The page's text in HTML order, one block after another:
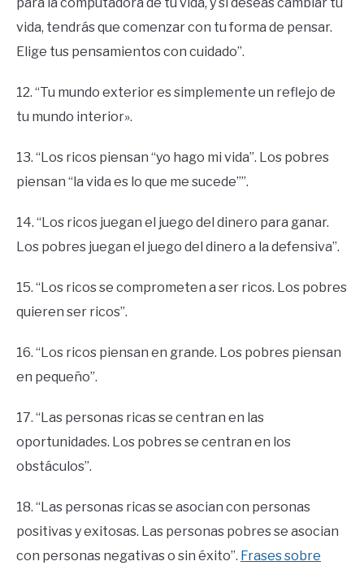
vida, tendrás que comenzar con tu forma de pensar.
Elige tus pensamientos con cuidado”.
12. “Tu mundo exterior es simplemente un reflejo de
tu mundo interior».
13. “Los ricos piensan “yo hago mi vida”. Los pobres
piensan “la vida es lo que me sucede””.
14. “Los ricos juegan el juego del dinero para ganar.
Los pobres juegan el juego del dinero a la defensiva”.
15. “Los ricos se comprometen a ser ricos. Los pobres
quieren ser ricos”.
16. “Los ricos piensan en grande. Los pobres piensan
en pequeño”.
17. “Las personas ricas se centran en las
oportunidades. Los pobres se centran en los
obstáculos”.
18. “Las personas ricas se asocian con personas
positivas y exitosas. Las personas pobres se asocian
con personas negativas o sin éxito”. Frases sobre